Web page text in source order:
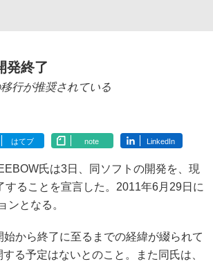
発終了
行が推奨されている
はてブ note LinkedIn
氏は3日、同ソフトの開発を、現
ることを宣言した。2011年6月29日に
ンとなる。
から終了に至るまでの経緯が綴られて
る予定はないとのこと。また同氏は、